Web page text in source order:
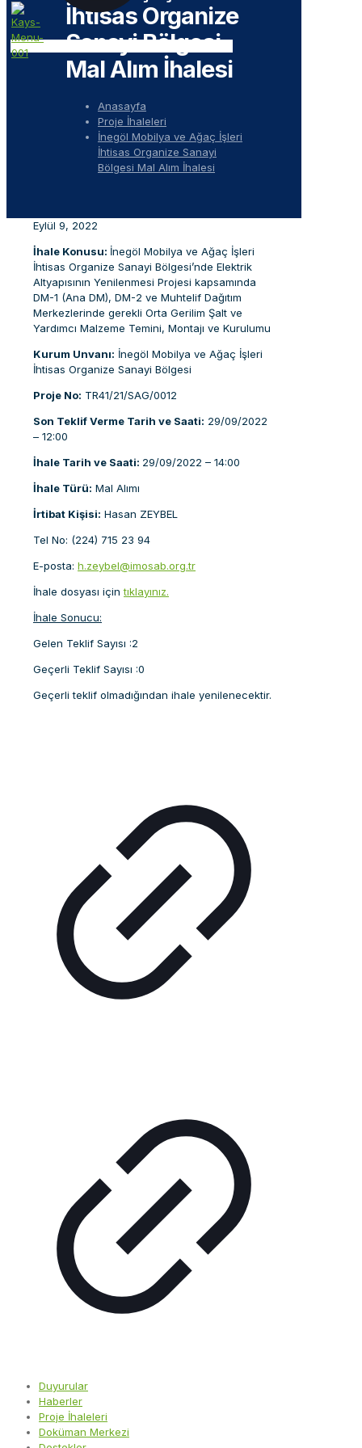
İhtisas Organize
Sanayi Bölgesi
Mal Alım İhalesi
Anasayfa
Proje İhaleleri
İnegöl Mobilya ve Ağaç İşleri
İhtisas Organize Sanayi
Bölgesi Mal Alım İhalesi
Eylül 9, 2022
İhale Konusu: İnegöl Mobilya ve Ağaç İşleri
İhtisas Organize Sanayi Bölgesi’nde Elektrik
Altyapısının Yenilenmesi Projesi kapsamında
DM-1 (Ana DM), DM-2 ve Muhtelif Dağıtım
Merkezlerinde gerekli Orta Gerilim Şalt ve
Yardımcı Malzeme Temini, Montajı ve Kurulumu
Kurum Unvanı: İnegöl Mobilya ve Ağaç İşleri
İhtisas Organize Sanayi Bölgesi
Proje No: TR41/21/SAG/0012
Son Teklif Verme Tarih ve Saati: 29/09/2022
– 12:00
İhale Tarih ve Saati: 29/09/2022 – 14:00
İhale Türü: Mal Alımı
İrtibat Kişisi: Hasan ZEYBEL
Tel No: (224) 715 23 94
E-posta: h.zeybel@imosab.org.tr
İhale dosyası içintıklayınız.
İhale Sonucu:
Gelen Teklif Sayısı :2
Geçerli Teklif Sayısı :0
Geçerli teklif olmadığından ihale yenilenecektir.
Duyurular
Haberler
Proje İhaleleri
Doküman Merkezi